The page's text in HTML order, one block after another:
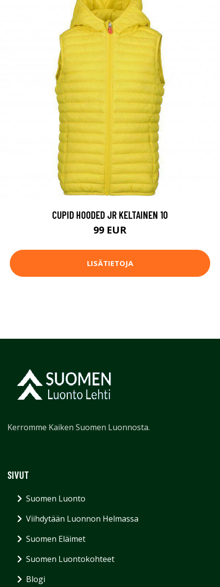
CUPID HOODED JR KELTAINEN 10
99 EUR
LISÄTIETOJA
Kerromme Kaiken Suomen Luonnosta.
SIVUT
Suomen Luonto
Viihdytään Luonnon Helmassa
Suomen Eläimet
Suomen Luontokohteet
Blogi